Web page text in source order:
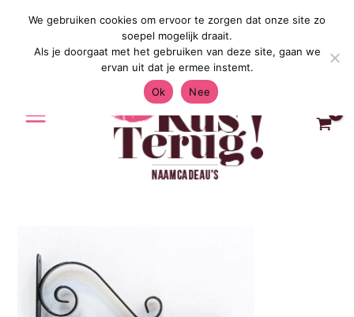
Gratis Verzending in Nederland &
We gebruiken cookies om ervoor te zorgen dat onze site zo
soepel mogelijk draait.
Als je doorgaat met het gebruiken van deze site, gaan we
ervan uit dat je ermee instemt.
Ok
Nee